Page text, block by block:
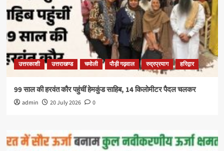
उत्तरकाशी उत्तराखण्ड चमोली पौड़ी गढ़वाल रुद्रप्रयाग हरिद्वार
99 साल की हरवंत कौर पहुंचीं हेमकुंड साहिब, 14 किलोमीटर पैदल चलकर
admin 20 July 2026 0